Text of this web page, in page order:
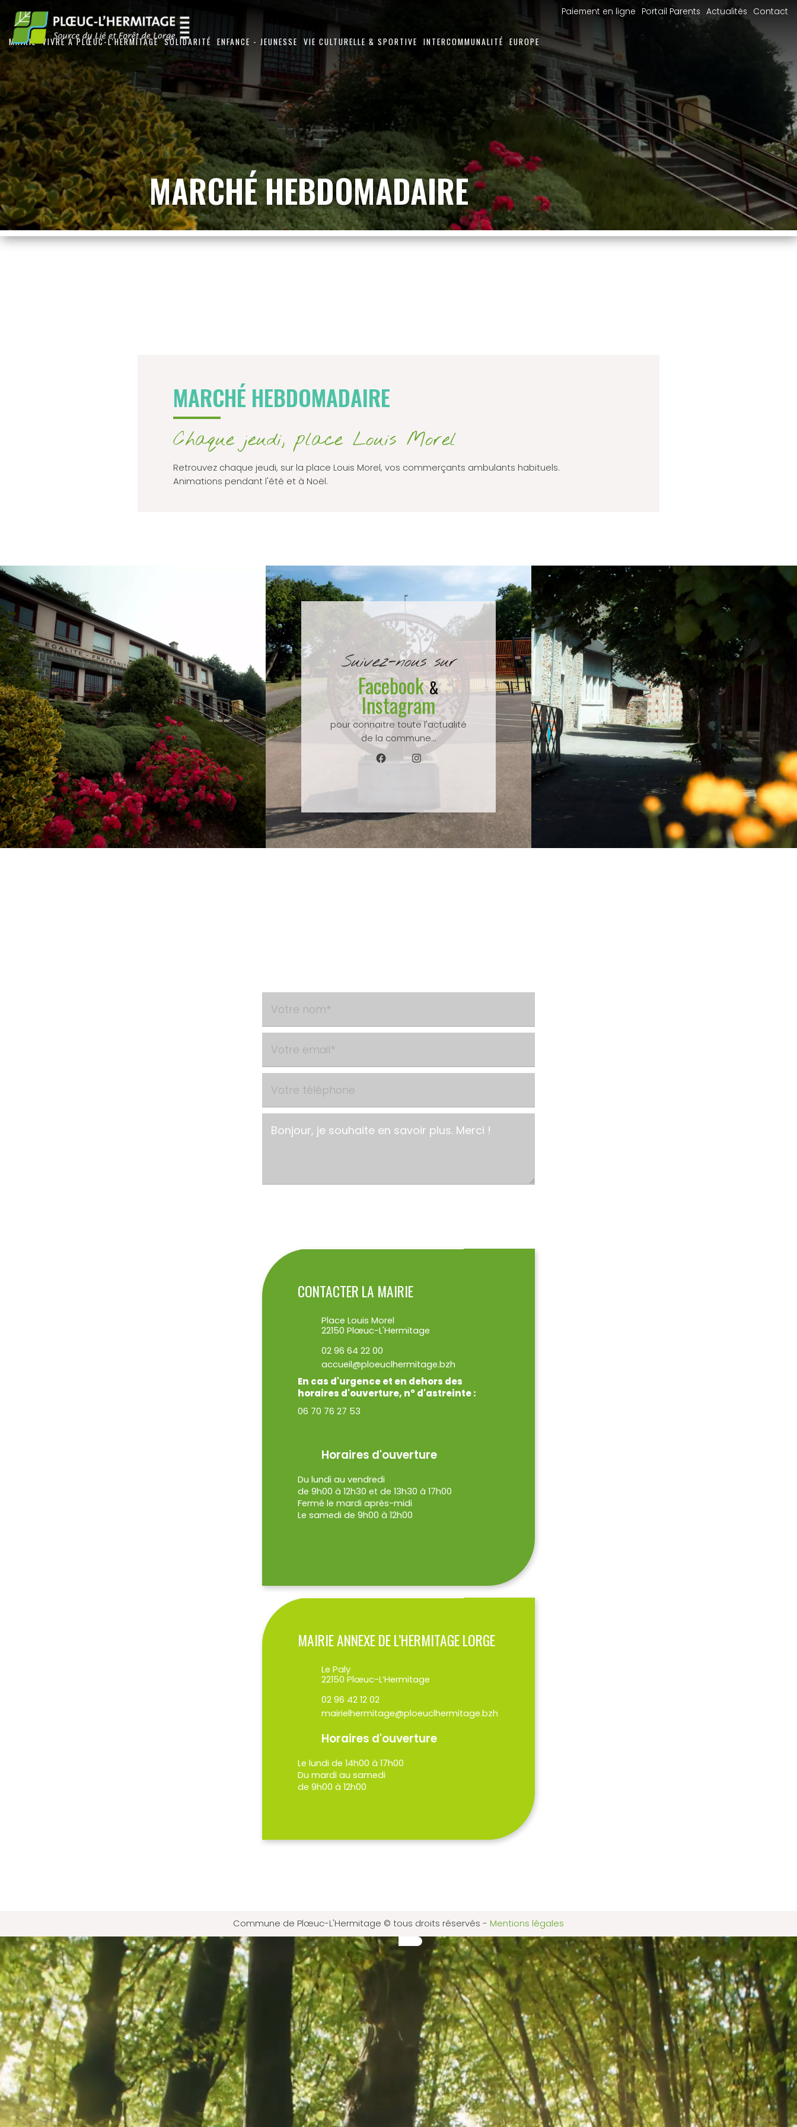
Paiement en ligne Portail Parents Actualités Contact
MAIRIE VIVRE À PLŒUC-L'HERMITAGE SOLIDARITÉ ENFANCE - JEUNESSE VIE CULTURELLE & SPORTIVE INTERCOMMUNALITÉ EUROPE
MARCHÉ HEBDOMADAIRE
MARCHÉ HEBDOMADAIRE
Chaque jeudi, place Louis Morel
Retrouvez chaque jeudi, sur la place Louis Morel, vos commerçants ambulants habituels.
Animations pendant l'été et à Noël.
Suivez-nous sur
Facebook&
Instagram
pour connaitre toute l'actualité
de la commune...
CONTACTER LA MAIRIE
Place Louis Morel
22150 Plœuc-L'Hermitage
02 96 64 22 00
accueil@ploeuclhermitage.bzh
En cas d'urgence et en dehors des
horaires d'ouverture, n° d'astreinte :
06 70 76 27 53
Horaires d'ouverture
Du lundi au vendredi
de 9h00 à 12h30 et de 13h30 à 17h00
Fermé le mardi après-midi
Le samedi de 9h00 à 12h00
MAIRIE ANNEXE DE L’HERMITAGE LORGE
Le Paly
22150 Plœuc-L’Hermitage
02 96 42 12 02
mairielhermitage@ploeuclhermitage.bzh
Horaires d'ouverture
Le lundi de 14h00 à 17h00
Du mardi au samedi
de 9h00 à 12h00
Commune de Plœuc-L'Hermitage © tous droits réservés - Mentions légales